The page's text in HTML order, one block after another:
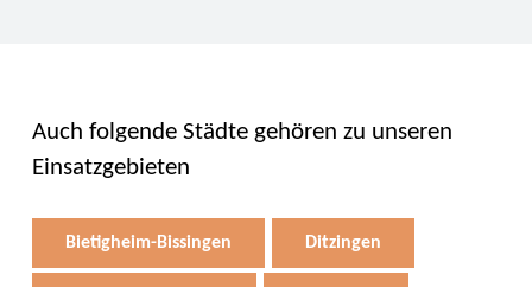
Auch folgende Städte gehören zu unseren
Einsatzgebieten
Bietigheim-Bissingen Ditzingen